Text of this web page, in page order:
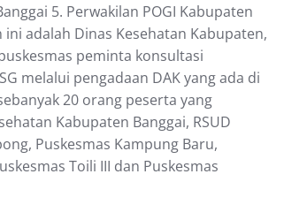
5. Perwakilan POGI Kabupaten
adalah Dinas Kesehatan Kabupaten,
peminta konsultasi
melalui pengadaan DAK yang ada di
20 orang peserta yang
Kabupaten Banggai, RSUD
Puskesmas Kampung Baru,
Toili III dan Puskesmas